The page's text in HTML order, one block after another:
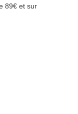
89€ et sur